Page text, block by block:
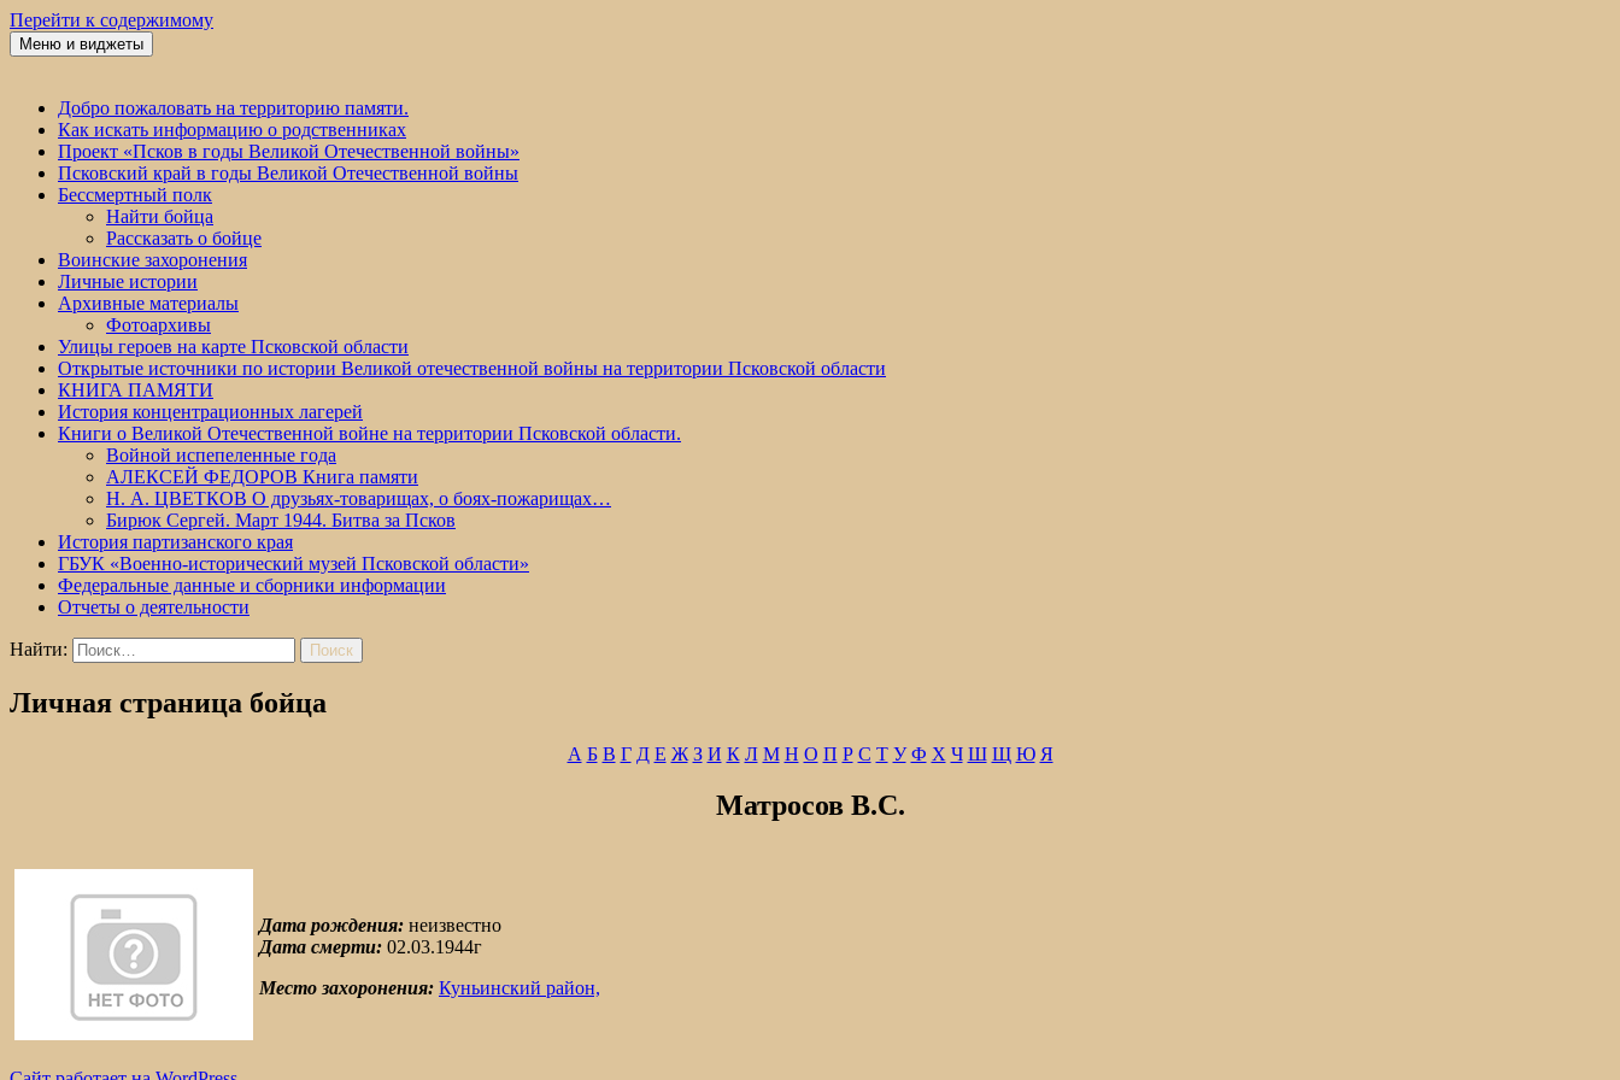
Перейти к содержимому
Победа 60
Меню и виджеты
Добро пожаловать на территорию памяти.
Как искать информацию о родственниках
Проект «Псков в годы Великой Отечественной войны»
Псковский край в годы Великой Отечественной войны
Бессмертный полк
Найти бойца
Рассказать о бойце
Воинские захоронения
Личные истории
Архивные материалы
Фотоархивы
Улицы героев на карте Псковской области
Открытые источники по истории Великой отечественной войны на территории Псковской области
КНИГА ПАМЯТИ
История концентрационных лагерей
Книги о Великой Отечественной войне на территории Псковской области.
Войной испепеленные года
АЛЕКСЕЙ ФЕДОРОВ Книга памяти
Н. А. ЦВЕТКОВ О друзьях-товарищах, о боях-пожарищах…
Бирюк Сергей. Март 1944. Битва за Псков
История партизанского края
ГБУК «Военно-исторический музей Псковской области»
Федеральные данные и сборники информации
Отчеты о деятельности
Найти:
Личная страница бойца
А Б В Г Д Е Ж З И К Л М Н О П Р С Т У Ф Х Ч Ш Щ Ю Я
Матросов В.С.
Дата рождения: неизвестно
Дата смерти: 02.03.1944г
Место захоронения: Куньинский район,